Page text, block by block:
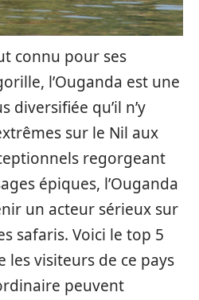
connu pour ses
l’Ouganda est une
diversifiée qu’il n’y
sur le Nil aux
regorgeant
épiques, l’Ouganda
un acteur sérieux sur
safaris. Voici le top 5
les visiteurs de ce pays
peuvent